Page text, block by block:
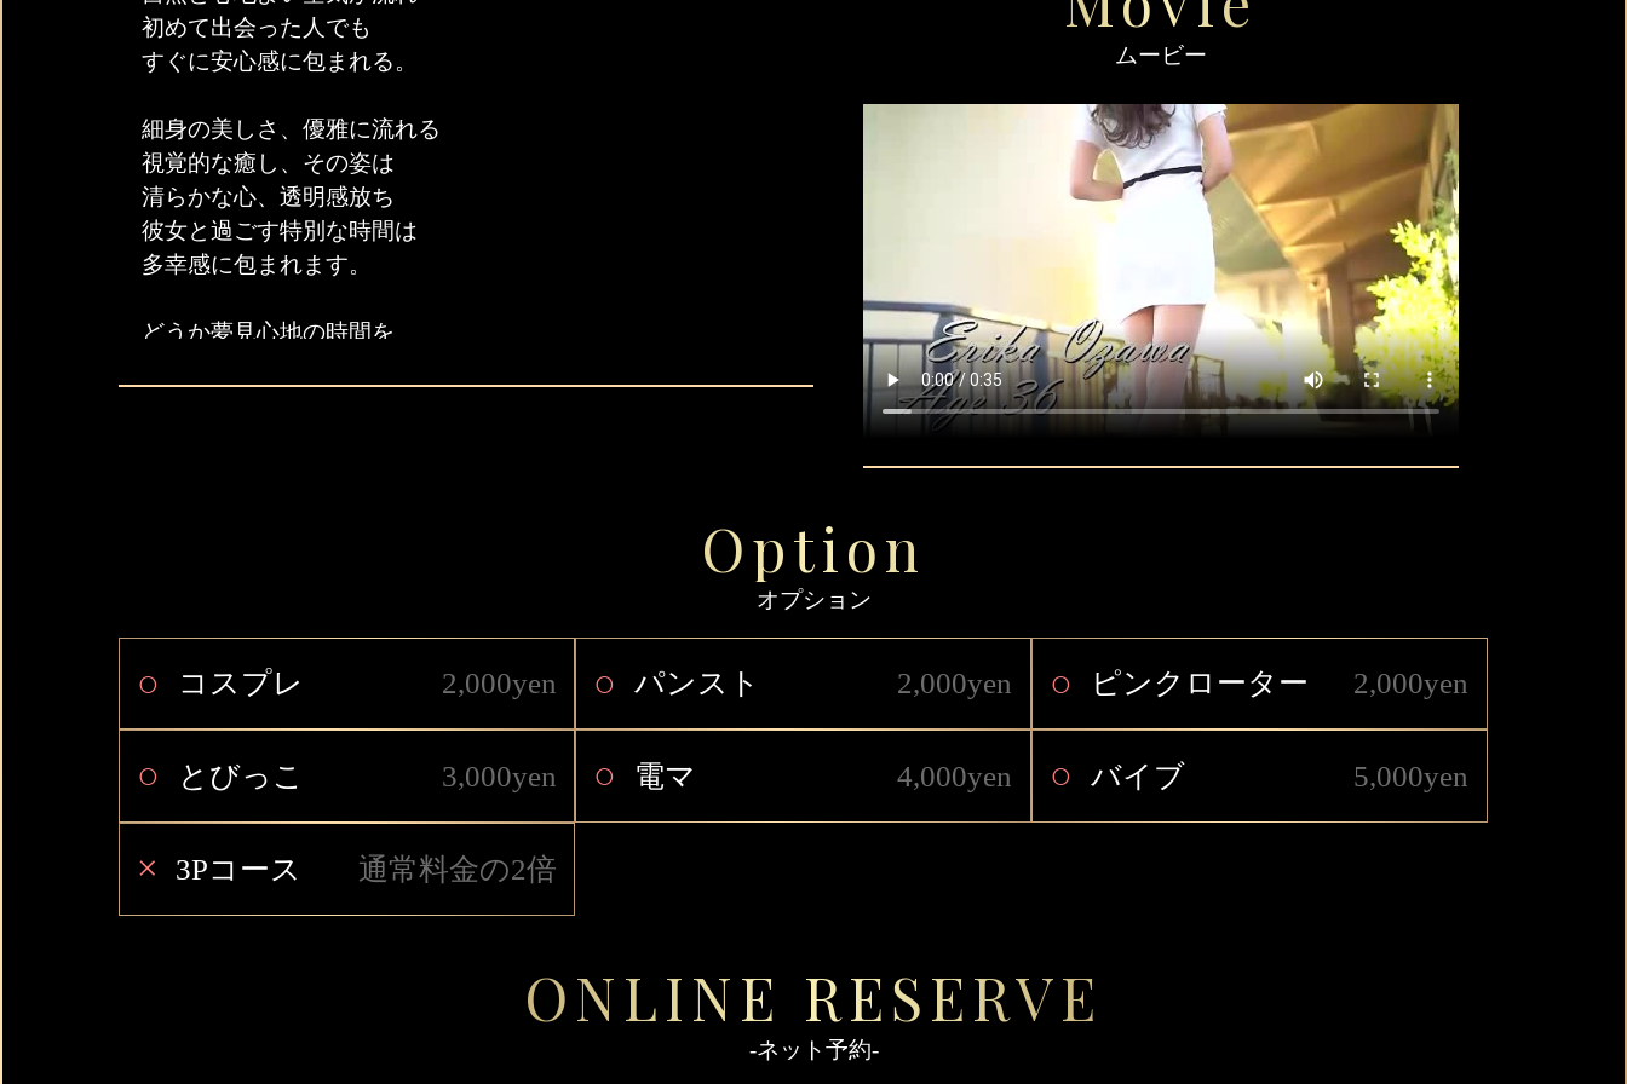
初めて出会った人でも
すぐに安心感に包まれる。
細身の美しさ、優雅に流れる
視覚的な癒し、その姿は
清らかな心、透明感放ち
彼女と過ごす特別な時間は
多幸感に包まれます。
どうか夢見心地の時間を
ムービー
Option
オプション
○ コスプレ 2,000yen ○ パンスト 2,000yen ○ ピンクローター 2,000yen
○ とびっこ 3,000yen ○ 電マ 4,000yen ○ バイブ 5,000yen
× 3Pコース 通常料金の2倍
ONLINE RESERVE
-ネット予約-